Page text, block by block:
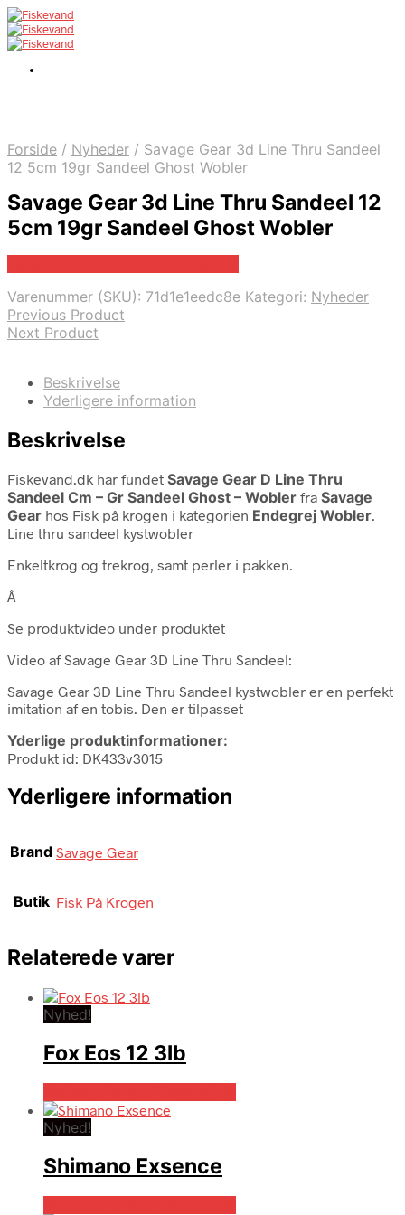
Forside / Nyheder / Savage Gear 3d Line Thru Sandeel
12 5cm 19gr Sandeel Ghost Wobler
Savage Gear 3d Line Thru Sandeel 12
5cm 19gr Sandeel Ghost Wobler
Varenummer (SKU): 71d1e1eedc8e Kategori: Nyheder
Previous Product
Next Product
Beskrivelse
Yderligere information
Beskrivelse
Fiskevand.dk har fundet Savage Gear D Line Thru
Sandeel Cm – Gr Sandeel Ghost – Wobler fra Savage
Gear hos Fisk på krogen i kategorien Endegrej Wobler.
Line thru sandeel kystwobler
Enkeltkrog og trekrog, samt perler i pakken.
Â
Se produktvideo under produktet
Video af Savage Gear 3D Line Thru Sandeel:
Savage Gear 3D Line Thru Sandeel kystwobler er en perfekt
imitation af en tobis. Den er tilpasset
Yderlige produktinformationer:
Produkt id: DK433v3015
Yderligere information
Brand Savage Gear
Butik Fisk På Krogen
Relaterede varer
Nyhed!
Fox Eos 12 3lb
Nyhed!
Shimano Exsence